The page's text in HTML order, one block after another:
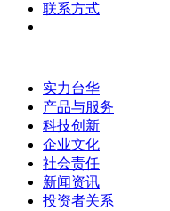
联系方式
实力台华
产品与服务
科技创新
企业文化
社会责任
新闻资讯
投资者关系